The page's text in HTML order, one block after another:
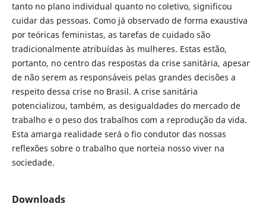
tanto no plano individual quanto no coletivo, significou
cuidar das pessoas. Como já observado de forma exaustiva
por teóricas feministas, as tarefas de cuidado são
tradicionalmente atribuídas às mulheres. Estas estão,
portanto, no centro das respostas da crise sanitária, apesar
de não serem as responsáveis pelas grandes decisões a
respeito dessa crise no Brasil. A crise sanitária
potencializou, também, as desigualdades do mercado de
trabalho e o peso dos trabalhos com a reprodução da vida.
Esta amarga realidade será o fio condutor das nossas
reflexões sobre o trabalho que norteia nosso viver na
sociedade.
Downloads